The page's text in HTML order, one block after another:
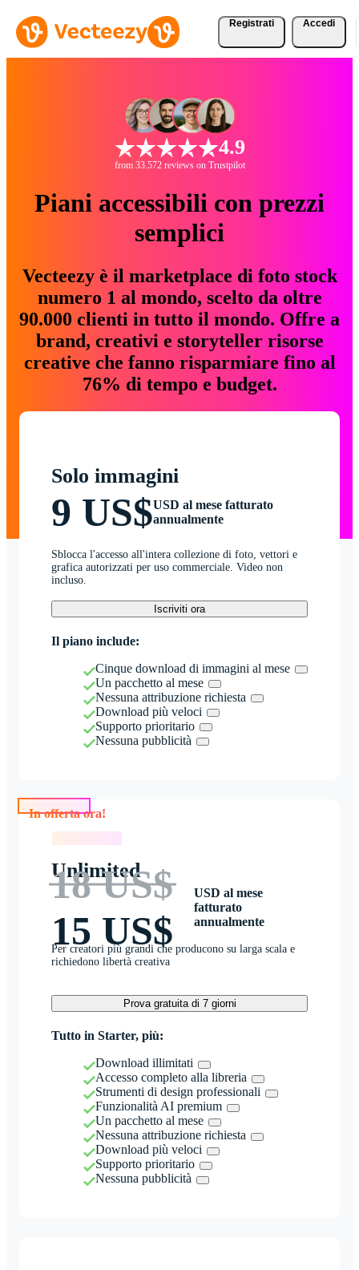
Registrati Accedi
4.9
from 33.572 reviews on Trustpilot
Piani accessibili con prezzi
semplici
Vecteezy è il marketplace di foto stock
numero 1 al mondo, scelto da oltre
90.000 clienti in tutto il mondo. Offre a
brand, creativi e storyteller risorse
creative che fanno risparmiare fino al
76% di tempo e budget.
Solo immagini
9 US$USD al mese fatturato
annualmente
Sblocca l'accesso all'intera collezione di foto, vettori e
grafica autorizzati per uso commerciale. Video non
incluso.
Iscriviti ora
Il piano include:
Cinque download di immagini al mese
Un pacchetto al mese
Nessuna attribuzione richiesta
Download più veloci
Supporto prioritario
Nessuna pubblicità
Unlimited
18 US$
15 US$
USD al mese
fatturato
annualmente
Per creatori più grandi che producono su larga scala e
richiedono libertà creativa
Prova gratuita di 7 giorni
Tutto in Starter, più:
Download illimitati
Accesso completo alla libreria
Strumenti di design professionali
Funzionalità AI premium
Un pacchetto al mese
Nessuna attribuzione richiesta
Download più veloci
Supporto prioritario
Nessuna pubblicità